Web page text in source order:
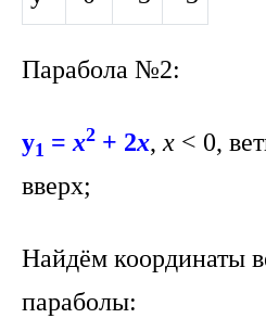
Парабола №2:
y1 =x2 + 2x,x < 0,
вверх;
Найдём координаты
параболы: